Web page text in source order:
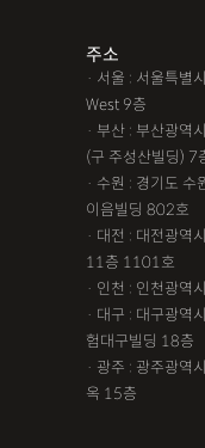
주소
· 서울 : 서울특별
West 9층
· 부산 : 부산광역
(구 주성산빌딩) 7
· 수원 : 경기도
이음빌딩 802호
· 대전 : 대전광역
11층 1101호
· 인천 : 인천광역
· 대구 : 대구광역
험대구빌딩 18층
· 광주 : 광주광역
옥 15층